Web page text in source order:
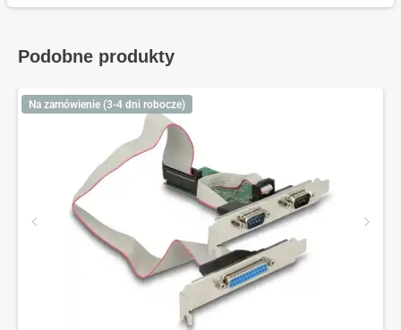
Podobne produkty
Na zamówienie (3-4 dni robocze)